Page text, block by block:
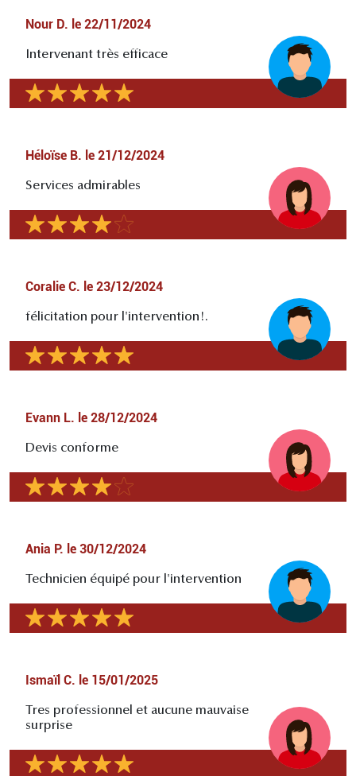
Nour D. le 22/11/2024
Intervenant très efficace
Héloïse B. le 21/12/2024
Services admirables
Coralie C. le 23/12/2024
félicitation pour l'intervention!.
Evann L. le 28/12/2024
Devis conforme
Ania P. le 30/12/2024
Technicien équipé pour l'intervention
Ismaïl C. le 15/01/2025
Tres professionnel et aucune mauvaise
surprise